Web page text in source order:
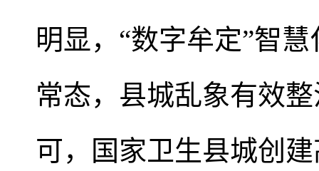
明显，“数字牟定”智
常态，县城乱象有效
可，国家卫生县城创